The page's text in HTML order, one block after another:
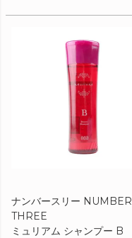
ナンバースリー NUMBER
THREE
ミュリアム シャンプー B